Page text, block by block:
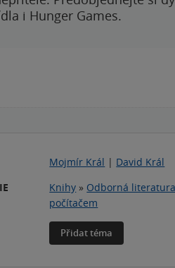
i Hunger Games.
Mojmír Král | David Král
Knihy » Odborná literatura
počítačem
Přidat téma